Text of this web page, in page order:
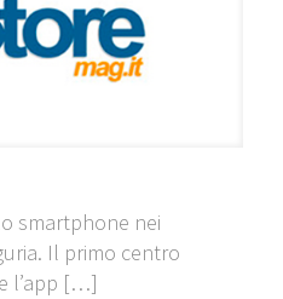
smartphone nei
Il primo centro
l’app […]